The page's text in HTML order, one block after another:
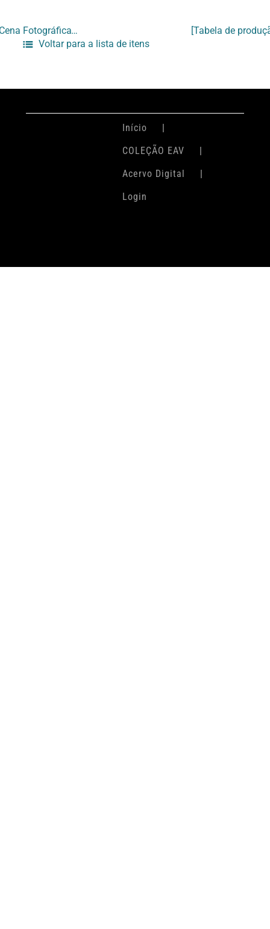
[Currículo do artista Ralph Hendersen – Exposição “Cena Fotográfica” – Galeria Primeiro Piso]
Voltar para a lista de itens
Início
COLEÇÃO EAV
Acervo Digital
Login